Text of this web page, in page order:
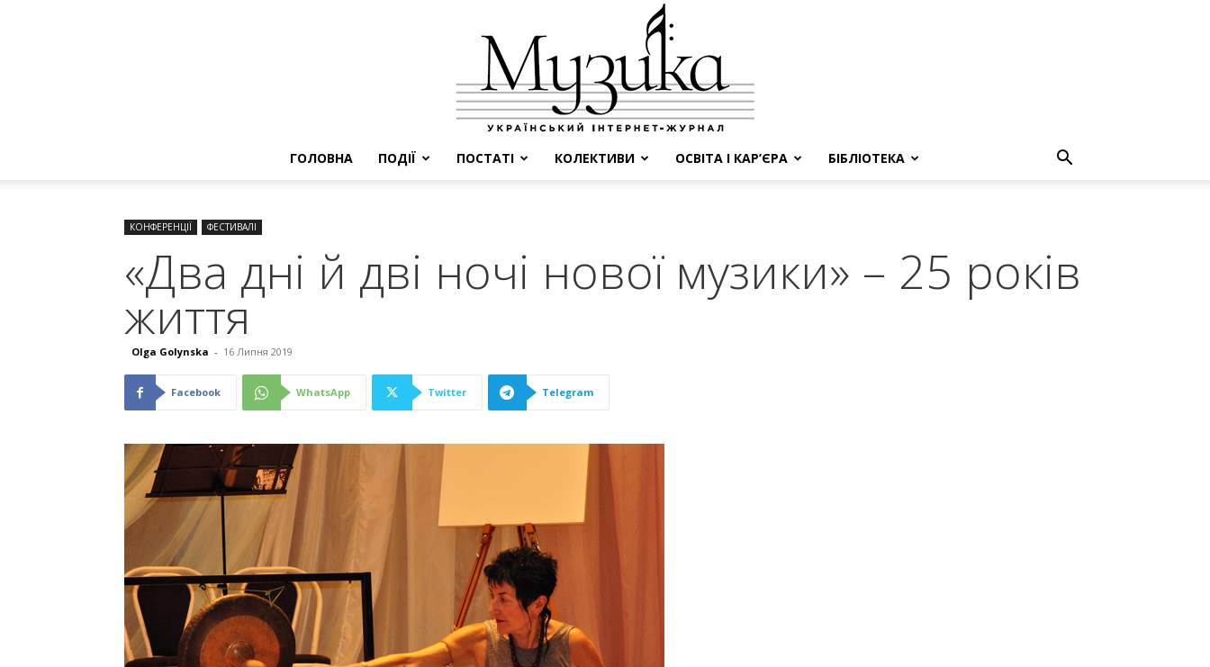
ГОЛОВНА ПОДІЇ ПОСТАТІ КОЛЕКТИВИ ОСВІТА І КАР’ЄРА БІБЛІОТЕКА
КОНФЕРЕНЦІЇ ФЕСТИВАЛІ
«Два дні й дві ночі нової музики» – 25 років
життя
Olga Golynska - 16 Липня 2019
Facebook WhatsApp Twitter Telegram